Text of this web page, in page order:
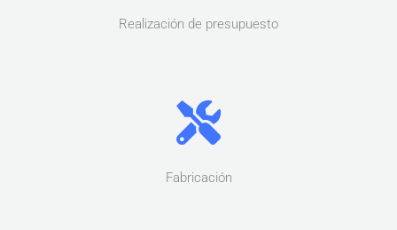
Realización de presupuesto
Fabricación